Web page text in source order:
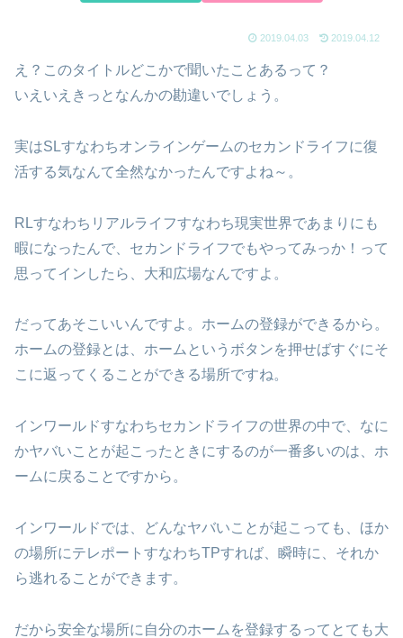
2019.04.03 2019.04.12
え？このタイトルどこかで聞いたことあるって？
いえいえきっとなんかの勘違いでしょう。
実はSLすなわちオンラインゲームのセカンドライフに復
活する気なんて全然なかったんですよね～。
RLすなわちリアルライフすなわち現実世界であまりにも
暇になったんで、セカンドライフでもやってみっか！って
思ってインしたら、大和広場なんですよ。
だってあそこいいんですよ。ホームの登録ができるから。
ホームの登録とは、ホームというボタンを押せばすぐにそ
こに返ってくることができる場所ですね。
インワールドすなわちセカンドライフの世界の中で、なに
かヤバいことが起こったときにするのが一番多いのは、ホ
ームに戻ることですから。
インワールドでは、どんなヤバいことが起こっても、ほか
の場所にテレポートすなわちTPすれば、瞬時に、それか
ら逃れることができます。
だから安全な場所に自分のホームを登録するってとても大